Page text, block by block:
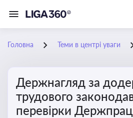
Головна Теми в центрі уваги
Держнагляд за
трудового
перевірки